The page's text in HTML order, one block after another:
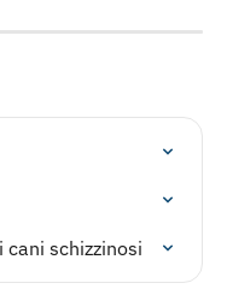
schizzinosi